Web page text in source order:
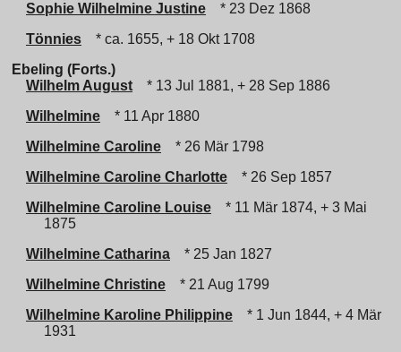
Sophie Wilhelmine Justine
* 23 Dez 1868
Tönnies
* ca. 1655, + 18 Okt 1708
Ebeling (Forts.)
Wilhelm August
* 13 Jul 1881, + 28 Sep 1886
Wilhelmine
* 11 Apr 1880
Wilhelmine Caroline
* 26 Mär 1798
Wilhelmine Caroline Charlotte
* 26 Sep 1857
Wilhelmine Caroline Louise
* 11 Mär 1874, + 3 Mai
1875
Wilhelmine Catharina
* 25 Jan 1827
Wilhelmine Christine
* 21 Aug 1799
Wilhelmine Karoline Philippine
* 1 Jun 1844, + 4 Mär
1931